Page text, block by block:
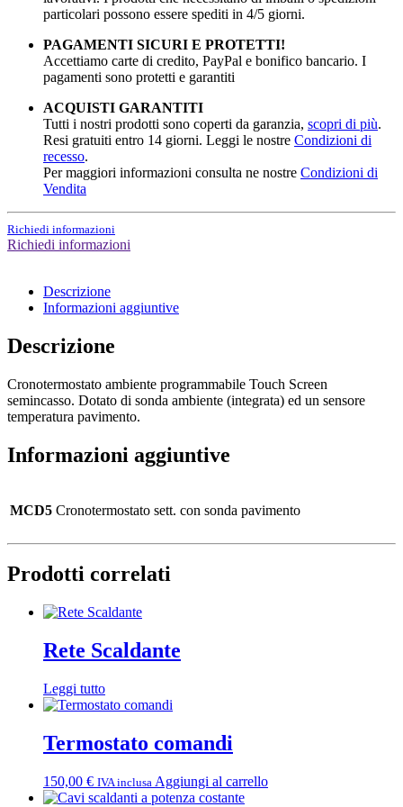
particolari possono essere spediti in 4/5 giorni.
PAGAMENTI SICURI E PROTETTI!
Accettiamo carte di credito, PayPal e bonifico bancario. I
pagamenti sono protetti e garantiti
ACQUISTI GARANTITI
Tutti i nostri prodotti sono coperti da garanzia, scopri di più.
Resi gratuiti entro 14 giorni. Leggi le nostre Condizioni di
recesso.
Per maggiori informazioni consulta ne nostre Condizioni di
Vendita
Richiedi informazioni
Richiedi informazioni
Descrizione
Informazioni aggiuntive
Descrizione
Cronotermostato ambiente programmabile Touch Screen
semincasso. Dotato di sonda ambiente (integrata) ed un sensore
temperatura pavimento.
Informazioni aggiuntive
MCD5 Cronotermostato sett. con sonda pavimento
Prodotti correlati
Rete Scaldante
Leggi tutto
Termostato comandi
150,00 € IVA inclusa Aggiungi al carrello